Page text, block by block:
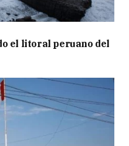
el litoral peruano del